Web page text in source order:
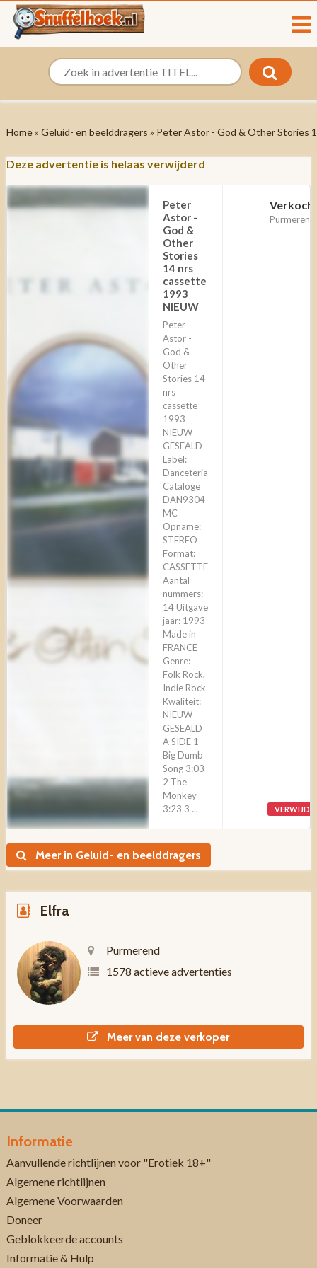
Home» Geluid- en beelddragers » Peter Astor - God & Other Stories
Deze advertentie is helaas verwijderd
Peter
Astor -
God &
Other
Stories
14 nrs
cassette
1993
NIEUW
Peter
Astor -
God &
Other
Stories 14
nrs
cassette
1993
NIEUW
GESEALD
Label:
Danceteria
Cataloge
DAN9304
MC
Opname:
STEREO
Format:
CASSETTE
Aantal
nummers:
14 Uitgave
jaar: 1993
Made in
FRANCE
Genre:
Folk Rock,
Indie Rock
Kwaliteit:
NIEUW
GESEALD
A SIDE 1
Big Dumb
Song 3:03
2 The
Monkey
3:23 3 ...
Meer in Geluid- en beelddragers
Elfra
Purmerend
1578 actieve advertenties
Meer van deze verkoper
Informatie
Aanvullende richtlijnen voor "Erotiek 18+"
Algemene richtlijnen
Algemene Voorwaarden
Doneer
Geblokkeerde accounts
Informatie & Hulp